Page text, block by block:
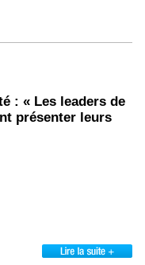
: « Les leaders de
présenter leurs